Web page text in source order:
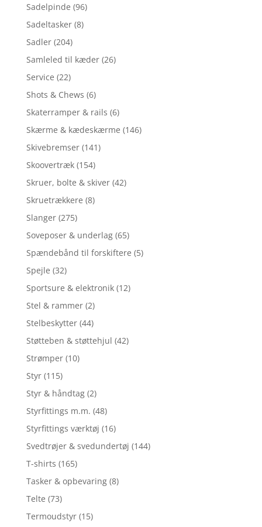
Sadelpinde (96)
Sadeltasker (8)
Sadler (204)
Samleled til kæder (26)
Service (22)
Shots & Chews (6)
Skaterramper & rails (6)
Skærme & kædeskærme (146)
Skivebremser (141)
Skoovertræk (154)
Skruer, bolte & skiver (42)
Skruetrækkere (8)
Slanger (275)
Soveposer & underlag (65)
Spændebånd til forskiftere (5)
Spejle (32)
Sportsure & elektronik (12)
Stel & rammer (2)
Stelbeskytter (44)
Støtteben & støttehjul (42)
Strømper (10)
Styr (115)
Styr & håndtag (2)
Styrfittings m.m. (48)
Styrfittings værktøj (16)
Svedtrøjer & svedundertøj (144)
T-shirts (165)
Tasker & opbevaring (8)
Telte (73)
Termoudstyr (15)